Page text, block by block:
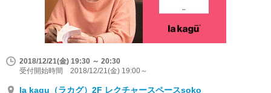
2018/12/21(金) 19:30 ～ 20:30
受付開始時間 2018/12/21(金) 19:00～
la kagu（ラカグ）2F レクチャースペースsoko